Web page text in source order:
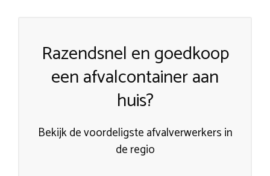
Razendsnel en goedkoop
een afvalcontainer aan
huis?
Bekijk de voordeligste afvalverwerkers in
de regio